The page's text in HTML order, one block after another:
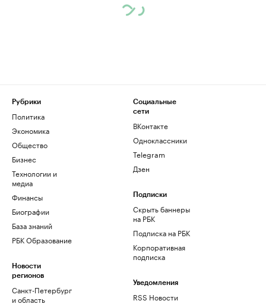
Рубрики
Политика
Экономика
Общество
Бизнес
Технологии и
медиа
Финансы
Биографии
База знаний
РБК Образование
Новости
регионов
Санкт-Петербург
и область
Социальные
сети
ВКонтакте
Одноклассники
Telegram
Дзен
Подписки
Скрыть баннеры
на РБК
Подписка на РБК
Корпоративная
подписка
Уведомления
RSS Новости